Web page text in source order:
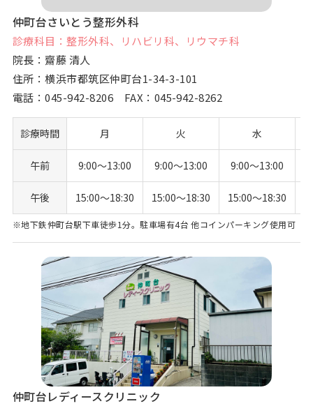
仲町台さいとう整形外科
診療科目：整形外科、リハビリ科、リウマチ科
院長：齋藤 清人
住所：横浜市都筑区仲町台1-34-3-101
電話：045-942-8206 FAX：045-942-8262
診療時間 月 火 水
午前 9:00〜13:00 9:00〜13:00 9:00〜13:00
午後 15:00〜18:30 15:00〜18:30 15:00〜18:30
※地下鉄仲町台駅下車徒歩1分。駐車場有4台 他コインパーキング使用可
仲町台レディースクリニック